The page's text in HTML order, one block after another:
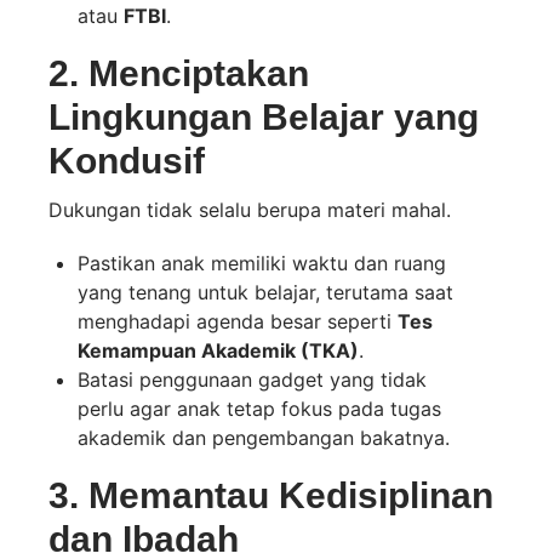
atau FTBI.
2. Menciptakan
Lingkungan Belajar yang
Kondusif
Dukungan tidak selalu berupa materi mahal.
Pastikan anak memiliki waktu dan ruang
yang tenang untuk belajar, terutama saat
menghadapi agenda besar seperti Tes
Kemampuan Akademik (TKA).
Batasi penggunaan gadget yang tidak
perlu agar anak tetap fokus pada tugas
akademik dan pengembangan bakatnya.
3. Memantau Kedisiplinan
dan Ibadah